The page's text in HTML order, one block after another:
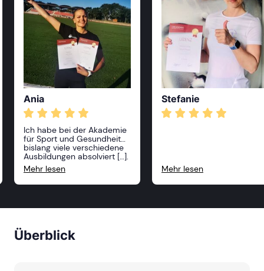
Ania
Ich habe bei der Akademie
für Sport und Gesundheit
bislang viele verschiedene
Ausbildungen absolviert […].
Alle Kurse waren sehr
anspruchsvoll und
professionell, die Dozenten
kann die Akademie nur
Jahr weitere Kurse zu
Mehr lesen
Stefanie
Mehr lesen
Überblick